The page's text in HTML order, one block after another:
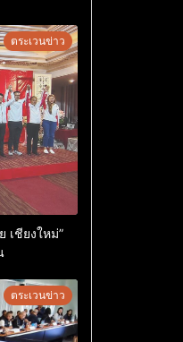
ตระเวนข่าว
เชียงใหม่”
ตระเวนข่าว